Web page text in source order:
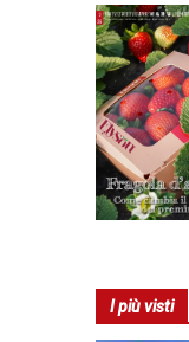
I più visti